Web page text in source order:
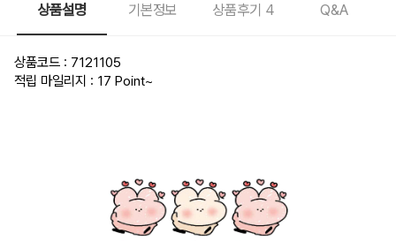
상품설명 기본정보 상품후기 4 Q&A
상품코드 : 7121105
적립 마일리지 : 17 Point~